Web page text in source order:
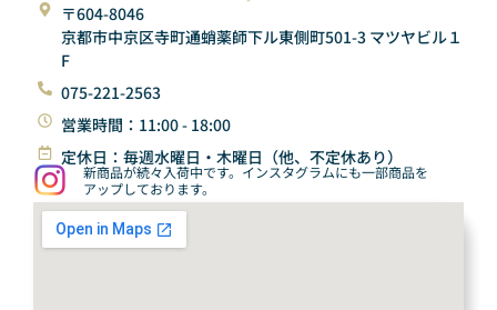
〒604-8046
京都市中京区寺町通蛸薬師下ル東側町501-3 マツヤビル１
F
075-221-2563
営業時間：11:00 - 18:00
定休日：毎週水曜日・木曜日（他、不定休あり）
新商品が続々入荷中です。インスタグラムにも一部商品を
アップしております。